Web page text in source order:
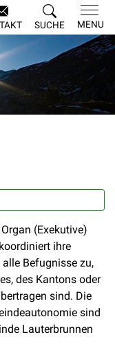
SUCHE MENU
(Exekutive)
ihre
Befugnisse zu,
des Kantons oder
sind. Die
sind
Lauterbrunnen